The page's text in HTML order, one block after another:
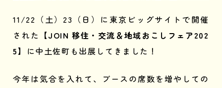
11/22（土）23（日）に東京ビッグサイトで開催
された 【JOIN 移住・交流＆地域おこしフェア202
5】 に中土佐町も出展してきました！
今年は気合を入れて、ブースの席数を増やしての